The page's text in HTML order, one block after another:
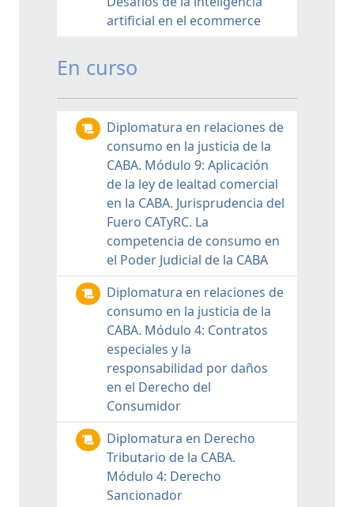
artificial en el ecommerce
En curso
Diplomatura en relaciones de
consumo en la justicia de la
CABA. Módulo 9: Aplicación
de la ley de lealtad comercial
en la CABA. Jurisprudencia del
Fuero CATyRC. La
competencia de consumo en
el Poder Judicial de la CABA
Diplomatura en relaciones de
consumo en la justicia de la
CABA. Módulo 4: Contratos
especiales y la
responsabilidad por daños
en el Derecho del
Consumidor
Diplomatura en Derecho
Tributario de la CABA.
Módulo 4: Derecho
Sancionador